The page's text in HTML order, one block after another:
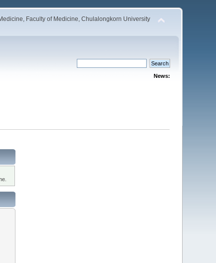
Faculty of Medicine, Chulalongkorn University
News: